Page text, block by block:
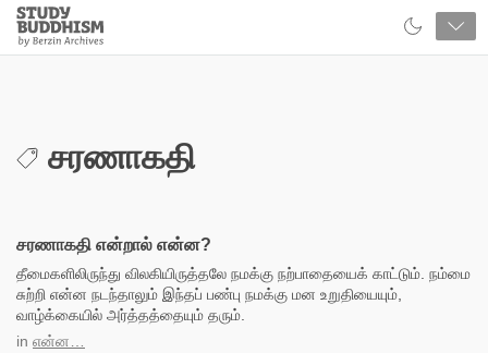
Close
Study
Buddhism
சரணாகதி
சரணாகதி என்றால் என்ன?
தீமைகளிலிருந்து விலகியிருத்தலே நமக்கு நற்பாதையைக் காட்டும். நம்மை
சுற்றி என்ன நடந்தாலும் இந்தப் பண்பு நமக்கு மன உறுதியையும்,
வாழ்க்கையில் அர்த்தத்தையும் தரும்.
in என்ன…